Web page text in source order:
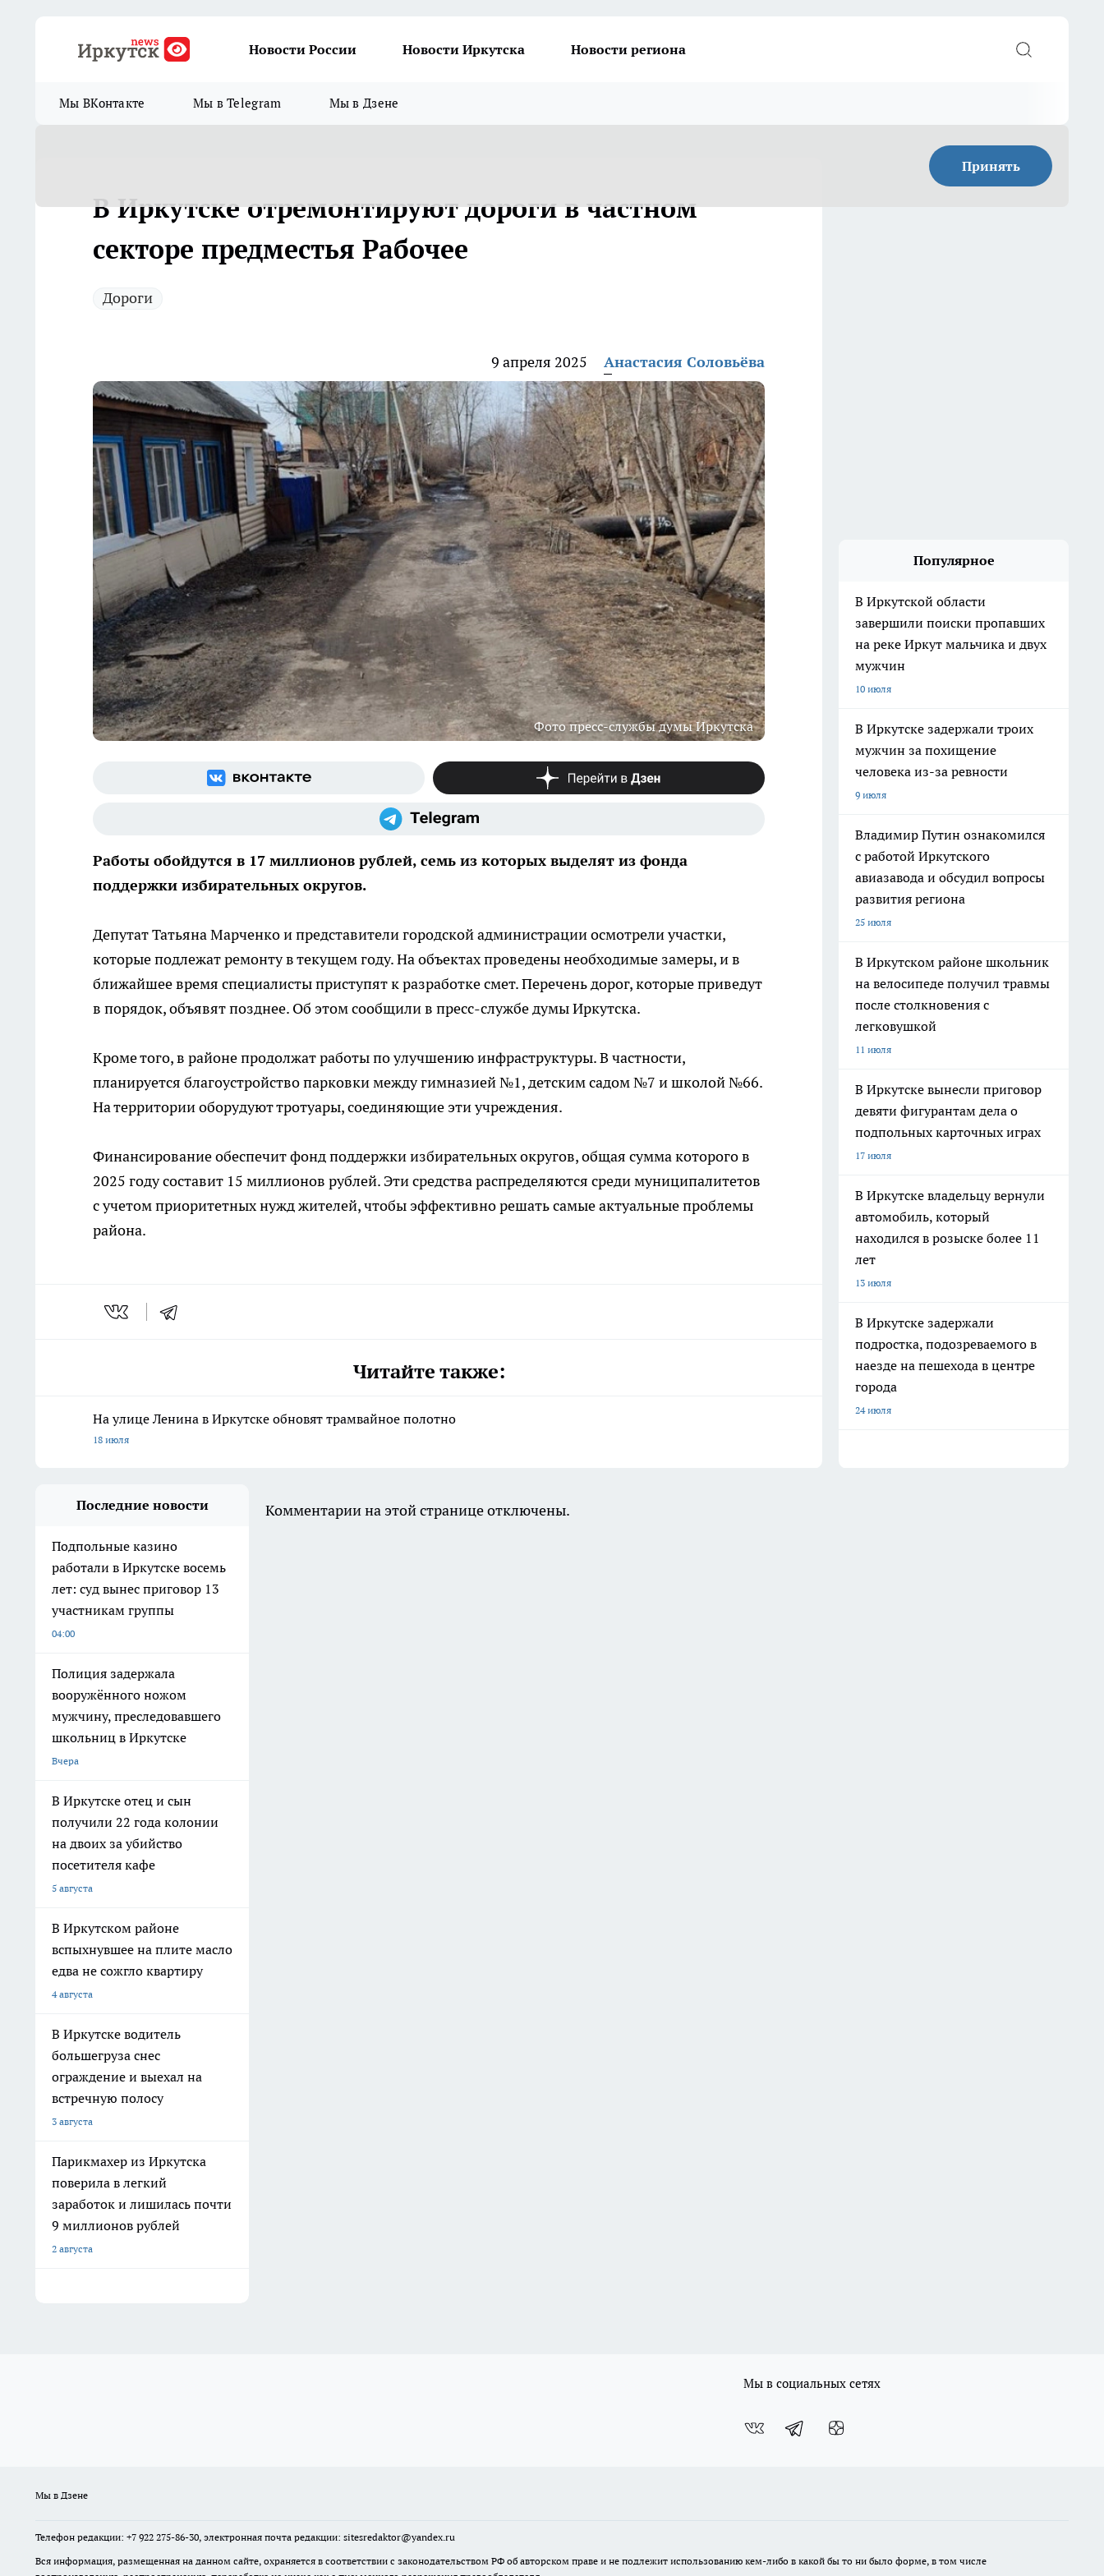
Новости России Новости Иркутска Новости региона
Мы ВКонтакте Мы в Telegram Мы в Дзене
Принять
В Иркутске отремонтируют дороги в частном
секторе предместья Рабочее
Дороги
9 апреля 2025 Анастасия Соловьёва
Фото пресс-службы думы Иркутска
Работы обойдутся в 17 миллионов рублей, семь из которых выделят из фонда
поддержки избирательных округов.
Депутат Татьяна Марченко и представители городской администрации осмотрели участки,
которые подлежат ремонту в текущем году. На объектах проведены необходимые замеры, и в
ближайшее время специалисты приступят к разработке смет. Перечень дорог, которые приведут
в порядок, объявят позднее. Об этом сообщили в пресс-службе думы Иркутска.
Кроме того, в районе продолжат работы по улучшению инфраструктуры. В частности,
планируется благоустройство парковки между гимназией №1, детским садом №7 и школой №66.
На территории оборудуют тротуары, соединяющие эти учреждения.
Финансирование обеспечит фонд поддержки избирательных округов, общая сумма которого в
2025 году составит 15 миллионов рублей. Эти средства распределяются среди муниципалитетов
с учетом приоритетных нужд жителей, чтобы эффективно решать самые актуальные проблемы
района.
Читайте также:
На улице Ленина в Иркутске обновят трамвайное полотно
18 июля
Популярное
В Иркутской области
завершили поиски пропавших
на реке Иркут мальчика и двух
мужчин
10 июля
В Иркутске задержали троих
мужчин за похищение
человека из-за ревности
9 июля
Владимир Путин ознакомился
с работой Иркутского
авиазавода и обсудил вопросы
развития региона
25 июля
В Иркутском районе школьник
на велосипеде получил травмы
после столкновения с
легковушкой
11 июля
В Иркутске вынесли приговор
девяти фигурантам дела о
подпольных карточных играх
17 июля
В Иркутске владельцу вернули
автомобиль, который
находился в розыске более 11
лет
13 июля
В Иркутске задержали
подростка, подозреваемого в
наезде на пешехода в центре
города
24 июля
Последние новости
Подпольные казино
работали в Иркутске восемь
лет: суд вынес приговор 13
участникам группы
04:00
Полиция задержала
вооружённого ножом
мужчину, преследовавшего
школьниц в Иркутске
Вчера
В Иркутске отец и сын
получили 22 года колонии
на двоих за убийство
посетителя кафе
5 августа
В Иркутском районе
вспыхнувшее на плите масло
едва не сожгло квартиру
4 августа
В Иркутске водитель
большегруза снес
ограждение и выехал на
встречную полосу
3 августа
Парикмахер из Иркутска
поверила в легкий
заработок и лишилась почти
9 миллионов рублей
2 августа
Комментарии на этой странице отключены.
Мы в социальных сетях
Мы в Дзене
Телефон редакции: +7 922 275-86-30, электронная почта редакции: sitesredaktor@yandex.ru
Вся информация, размещенная на данном сайте, охраняется в соответствии с законодательством РФ об авторском праве и не подлежит использованию кем-либо в какой бы то ни было форме, в том числе